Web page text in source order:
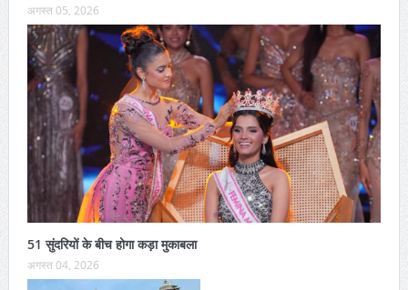
अगस्त 05, 2026
51 सुंदरियों के बीच होगा कड़ा मुकाबला
अगस्त 04, 2026